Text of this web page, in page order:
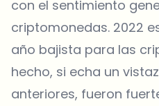
con el sentimiento
criptomonedas. 2022
año bajista para las
hecho, si echa un
anteriores, fueron